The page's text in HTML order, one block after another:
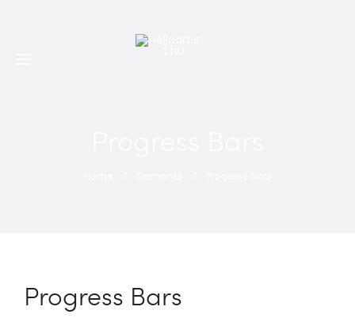
első tetoválására, piercingjére és első alkalmas
Progress Bars